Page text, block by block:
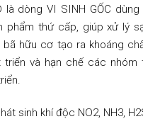
là dòng VI SINH GỐC
phẩm thứ cấp, giúp xử lý
bã hữu cơ tạo ra khoáng
triển và hạn chế các nhóm
sinh khí độc NO2, NH3,